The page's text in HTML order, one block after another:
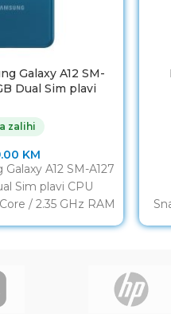
Galaxy A12 SM-
Dual Sim plavi
zalihi
KM
A12 SM-A127
Sim plavi CPU
/ 2.35 GHz RAM